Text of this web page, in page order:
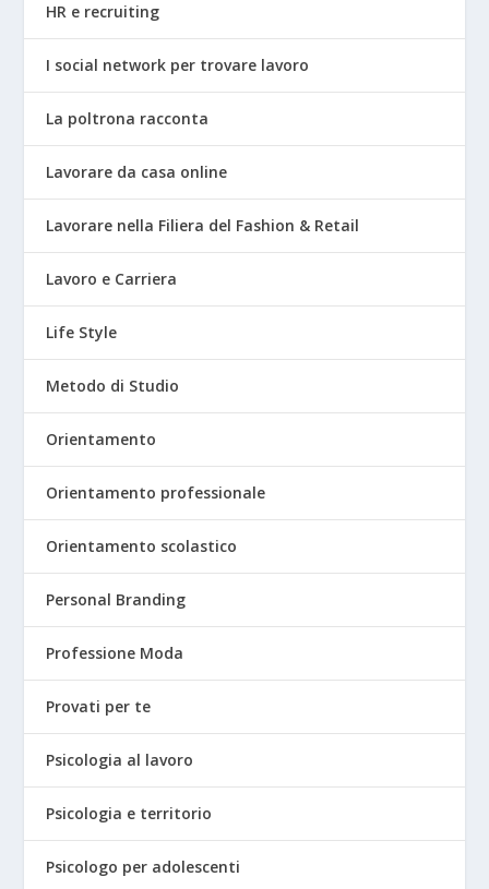
HR e recruiting
I social network per trovare lavoro
La poltrona racconta
Lavorare da casa online
Lavorare nella Filiera del Fashion & Retail
Lavoro e Carriera
Life Style
Metodo di Studio
Orientamento
Orientamento professionale
Orientamento scolastico
Personal Branding
Professione Moda
Provati per te
Psicologia al lavoro
Psicologia e territorio
Psicologo per adolescenti